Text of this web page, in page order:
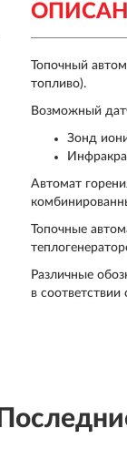
Топочный
топливо).
Возможный
Зонд
Автомат
Топочные
Различные
в